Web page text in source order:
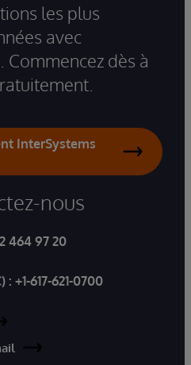
les plus
avec
Commencez dès à
InterSystems
nous
464 97 20
: +1-617-621-0700